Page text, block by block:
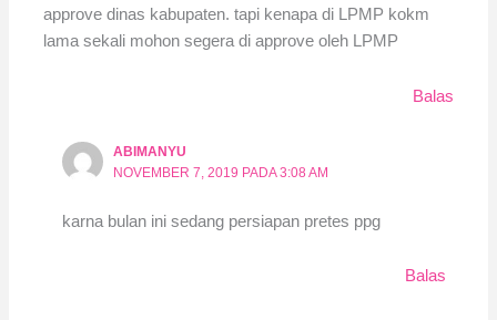
approve dinas kabupaten. tapi kenapa di LPMP kokm
lama sekali mohon segera di approve oleh LPMP
Balas
ABIMANYU
NOVEMBER 7, 2019 PADA 3:08 AM
karna bulan ini sedang persiapan pretes ppg
Balas